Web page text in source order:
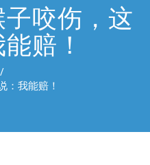
咬伤，这
赔！
：我能赔！